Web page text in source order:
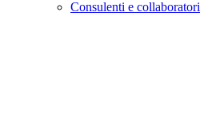
Consulenti e collaboratori